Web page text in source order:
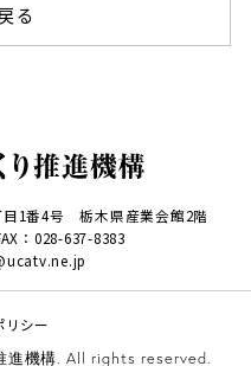
る
目1番4号 栃木県産業会館2階
：028-637-8383
リシー
機構. All rights reserved.